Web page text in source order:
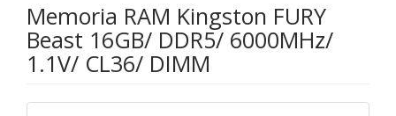
Memoria RAM Kingston FURY
Beast 16GB/ DDR5/ 6000MHz/
1.1V/ CL36/ DIMM